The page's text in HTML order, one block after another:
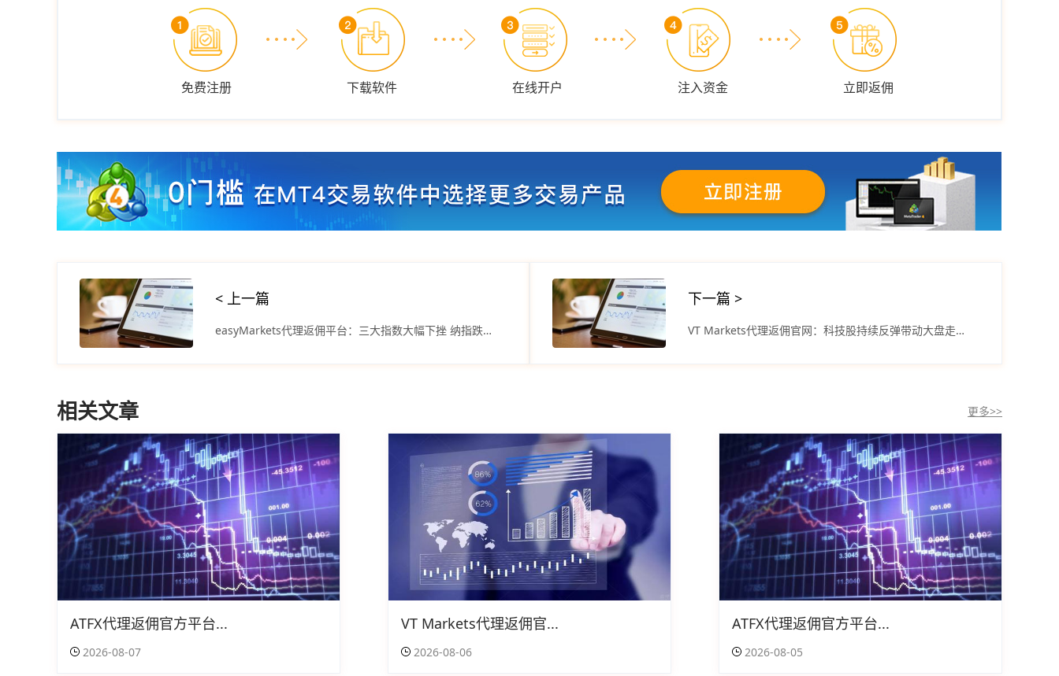
免费注册 下载软件 在线开户 注入资金 立即返佣
< 上一篇
easyMarkets代理返佣平台：三大指数大幅下挫 纳指跌超2%
下一篇 >
VT Markets代理返佣官网：科技股持续反弹带动大盘走强纳指再涨逾1%
相关文章 更多>>
ATFX代理返佣官方平台...
2026-08-07
VT Markets代理返佣官...
2026-08-06
ATFX代理返佣官方平台...
2026-08-05